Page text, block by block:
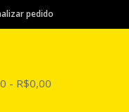
pedido
0 - R$0,00